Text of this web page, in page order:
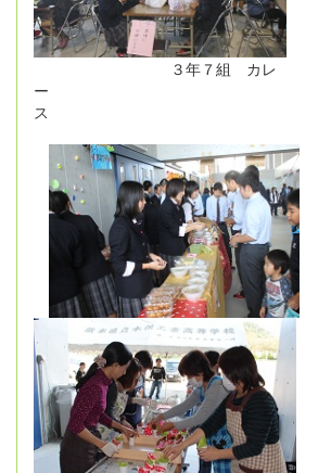
３年７組 カレ
ー 食事ス
ス